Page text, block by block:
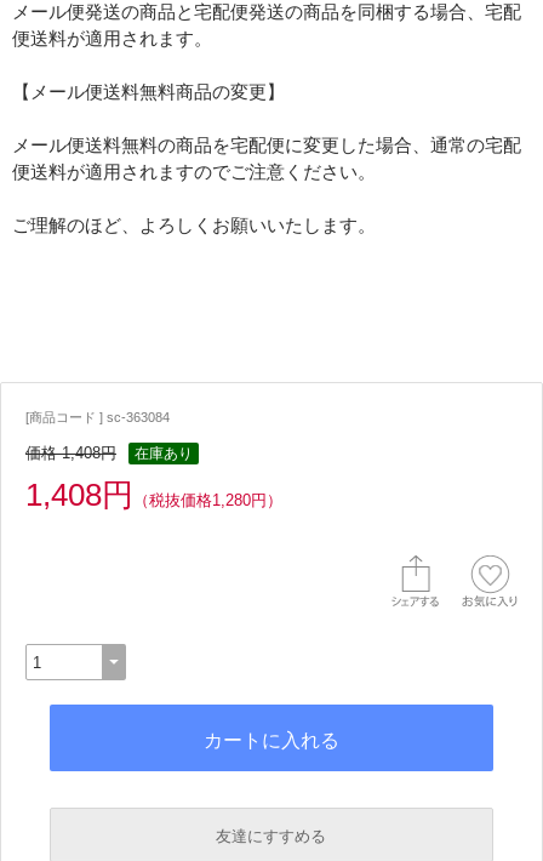
メール便発送の商品と宅配便発送の商品を同梱する場合、宅配
便送料が適用されます。
【メール便送料無料商品の変更】
メール便送料無料の商品を宅配便に変更した場合、通常の宅配
便送料が適用されますのでご注意ください。
ご理解のほど、よろしくお願いいたします。
[商品コード ] sc-363084
価格 1,408円 在庫あり
1,408円 （税抜価格1,280円）
友達にすすめる